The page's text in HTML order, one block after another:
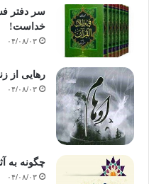
سر دفتر
خداست‌!
۰۴/۰۸/۰۳
رهایی از
۰۴/۰۸/۰۳
چگونه به
۰۴/۰۸/۰۳